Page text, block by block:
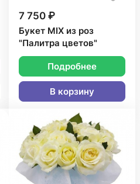
7 750 ₽
Букет MIX из роз
"Палитра цветов"
Подробнее
В корзину